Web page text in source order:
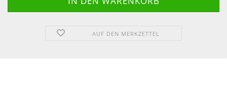
AUF DEN MERKZETTEL